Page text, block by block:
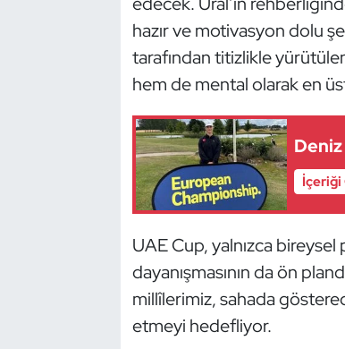
hazır ve motivasyon dolu
tarafından titizlikle
hem de mental olarak en
UAE Cup, yalnızca bireysel
dayanışmasının da ön
millîlerimiz, sahada
etmeyi hedefliyor.
Judo ve Kuraş
Kano ve Rafting